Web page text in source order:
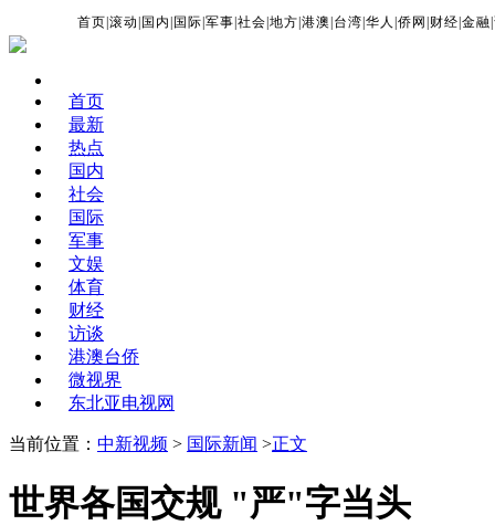
首页 |滚动 国内 国际 |军事 |社会 |地方 |港澳 台湾 |华人 |侨网 财经 |金融 |
首页
最新
热点
国内
社会
国际
军事
文娱
体育
财经
访谈
港澳台侨
微视界
东北亚电视网
当前位置： 中新视频 > 国际新闻 >正文
世界各国交规 "严"字当头